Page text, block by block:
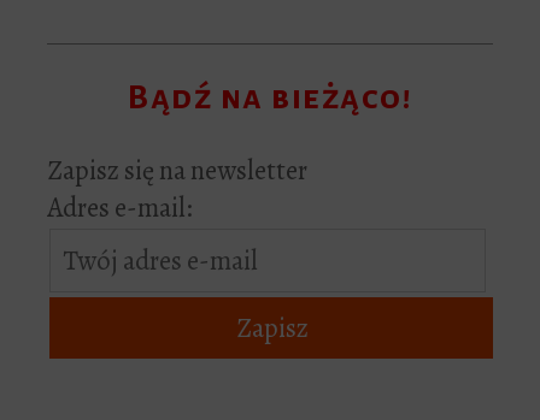
Bądź na bieżąco!
Zapisz się na newsletter
Adres e-mail: